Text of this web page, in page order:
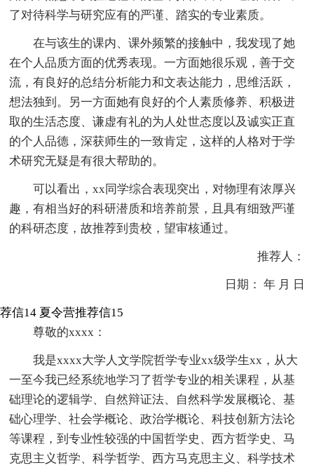
了对待科学与研究应有的严谨、踏实的专业素质。
在与该生的课内、课外频繁的接触中，我发现了她
在个人品质方面的优秀表现。一方面她很乐观，善于交
流，有良好的总结分析能力和文表达能力，思维活跃，
想法独到。另一方面她有良好的个人素质修养、积极进
取的生活态度、谦虚有礼的为人处世态度以及诚实正直
的个人品德，深获师生的一致肯定，这样的人格对于学
术研究无疑是有很大帮助的。
可以看出，xx同学综合表现突出，对物理有浓厚兴
趣，有相当好的科研潜质和培养前景，且具有细致严谨
的科研态度，故推荐到贵校，望审核通过。
推荐人：
日期： 年 月 日
荐信14
尊敬的xxxx：
我是xxxx大学人文学院哲学专业xx级学生xx，从大
一至今我已经系统地学习了哲学专业的相关课程，从基
础理论的逻辑学、自然辩证法、自然科学发展概论、基
础心理学、社会学概论、政治学概论、科技创新方法论
等课程，到专业性较强的中国哲学史、西方哲学史、马
克思主义哲学、科学哲学、西方马克思主义、科学技术
夏令营推荐信15